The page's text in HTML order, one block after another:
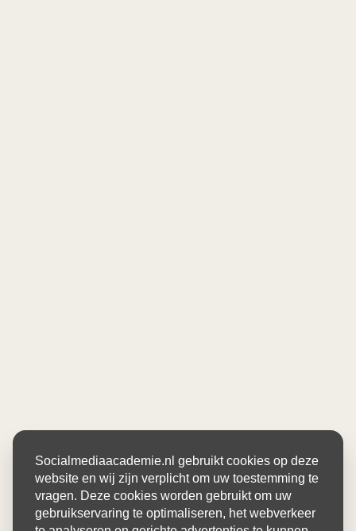
Socialmediaacademie.nl gebruikt cookies op deze
website en wij zijn verplicht om uw toestemming te
vragen. Deze cookies worden gebruikt om uw
gebruikservaring te optimaliseren, het webverkeer